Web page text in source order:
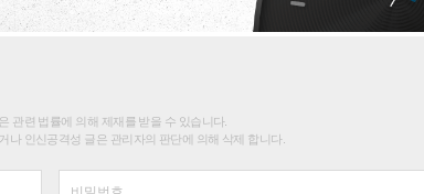
관련 법률에 의해 제재를 받을 수 있습니다.
인신공격성 글은 관리자의 판단에 의해 삭제 합니다.